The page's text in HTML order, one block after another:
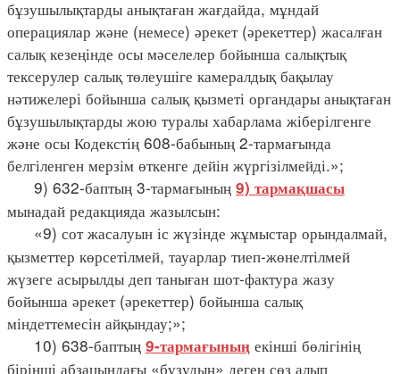
бұзушылықтарды анықтаған жағдайда, мұндай
операциялар және (немесе) әрекет (әрекеттер) жасалған
салық кезеңінде осы мәселелер бойынша салықтық
тексерулер салық төлеушіге камералдық бақылау
нәтижелері бойынша салық қызметі органдары анықтаған
бұзушылықтарды жою туралы хабарлама жіберілгенге
және осы Кодекстің 608-бабының 2-тармағында
белгіленген мерзім өткенге дейін жүргізілмейді.»;
9) 632-баптың 3-тармағының 9) тармақшасы
мынадай редакцияда жазылсын:
«9) сот жасалуын іс жүзінде жұмыстар орындалмай,
қызметтер көрсетілмей, тауарлар тиеп-жөнелтілмей
жүзеге асырылды деп таныған шот-фактура жазу
бойынша әрекет (әрекеттер) бойынша салық
міндеттемесін айқындау;»;
10) 638-баптың 9-тармағының екінші бөлігінің
бірінші абзацындағы «бұзудың» деген сөз алып